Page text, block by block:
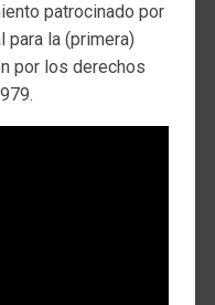
patrocinado por
para la (primera)
por los derechos